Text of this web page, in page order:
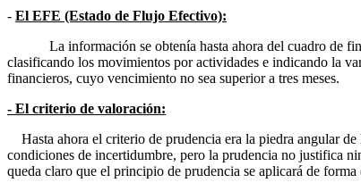
- El EFE (Estado de Flujo Efectivo):
La información se obtenía hasta ahora del cuadro de
clasificando los movimientos por actividades e indicando la
financieros, cuyo vencimiento no sea superior a tres meses.
- El criterio de valoración:
Hasta ahora el criterio de prudencia era la piedra angular
condiciones de incertidumbre, pero la prudencia no justifica
queda claro que el principio de prudencia se aplicará de forma